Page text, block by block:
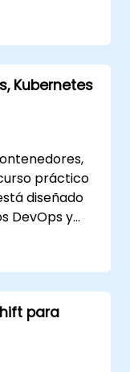
Kubernetes
práctico
diseñado
DevOps y
cargas de
y
entrega de
de nube
para